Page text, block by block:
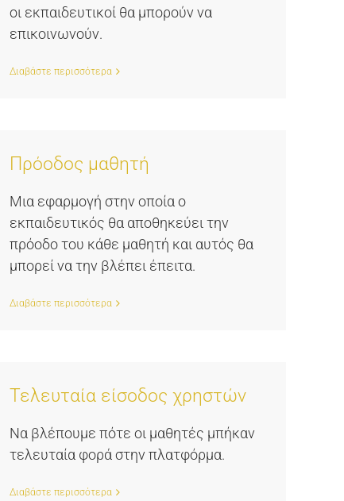
οι εκπαιδευτικοί θα μπορούν να
επικοινωνούν.
Διαβάστε περισσότερα
Πρόοδος μαθητή
Μια εφαρμογή στην οποία ο
εκπαιδευτικός θα αποθηκεύει την
πρόοδο του κάθε μαθητή και αυτός θα
μπορεί να την βλέπει έπειτα.
Διαβάστε περισσότερα
Τελευταία είσοδος χρηστών
Να βλέπουμε πότε οι μαθητές μπήκαν
τελευταία φορά στην πλατφόρμα.
Διαβάστε περισσότερα